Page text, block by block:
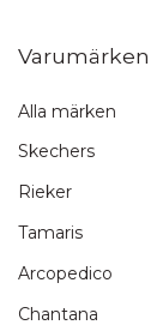
Varumärken
Alla märken
Skechers
Rieker
Tamaris
Arcopedico
Chantana